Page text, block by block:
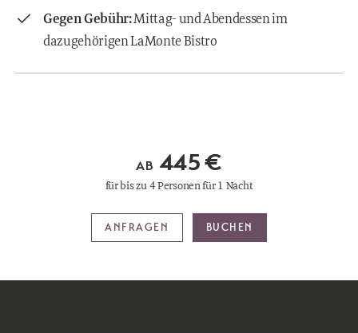
Gegen Gebühr:Mittag- und Abendessen im
dazugehörigen LaMonte Bistro
AB 445 €
für bis zu 4 Personen für 1 Nacht
ANFRAGEN BUCHEN